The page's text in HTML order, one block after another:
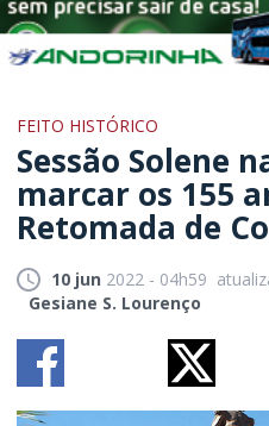
FEITO HISTÓRICO
Sessão Solene
marcar os 155
Retomada de
10 jun 2022 - 04h59
Gesiane S. Lourenço